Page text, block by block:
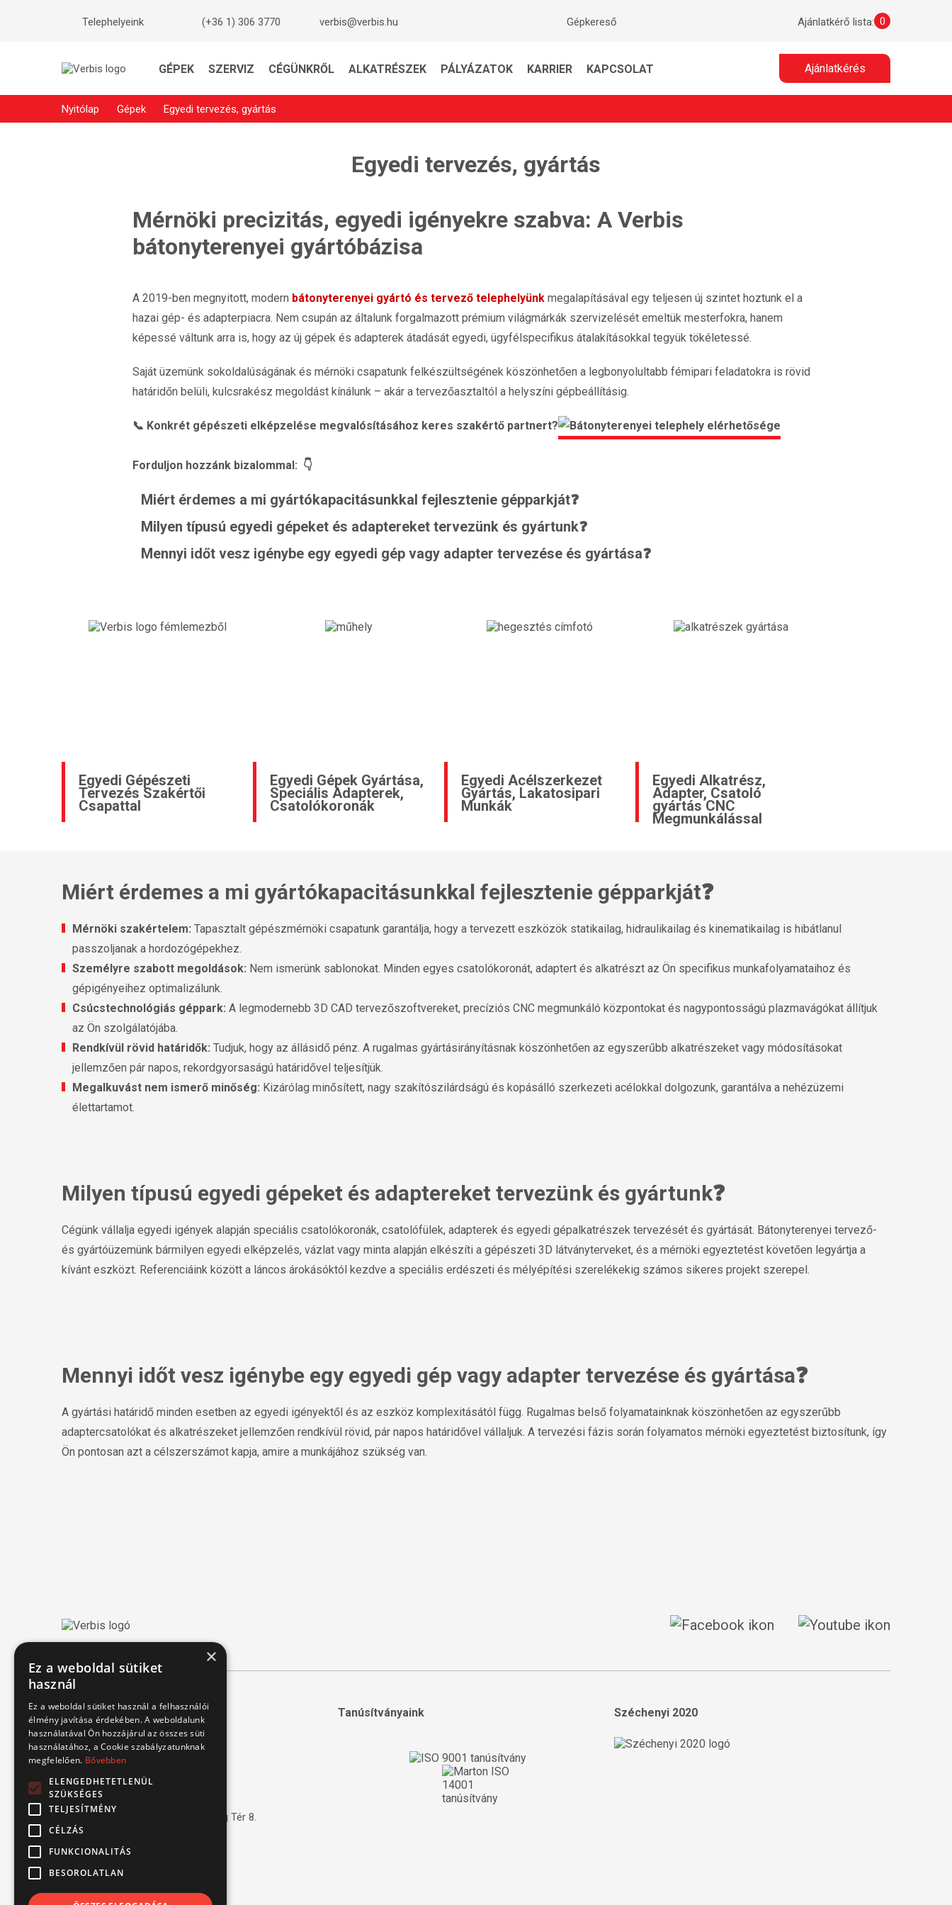
Telephelyeink (+36 1) 306 3770 verbis@verbis.hu Gépkereső Ajánlatkérő lista: 0
GÉPEK SZERVIZ CÉGÜNKRŐL ALKATRÉSZEK PÁLYÁZATOK KARRIER KAPCSOLAT Ajánlatkérés
Nyitólap Gépek Egyedi tervezés, gyártás
Egyedi tervezés, gyártás
Mérnöki precizitás, egyedi igényekre szabva: A Verbis
bátonyterenyei gyártóbázisa
A 2019-ben megnyitott, modern bátonyterenyei gyártó és tervező telephelyünk megalapításával egy teljesen új szintet hoztunk el a
hazai gép- és adapterpiacra. Nem csupán az általunk forgalmazott prémium világmárkák szervizelését emeltük mesterfokra, hanem
képessé váltunk arra is, hogy az új gépek és adapterek átadását egyedi, ügyfélspecifikus átalakításokkal tegyük tökéletessé.
Saját üzemünk sokoldalúságának és mérnöki csapatunk felkészültségének köszönhetően a legbonyolultabb fémipari feladatokra is rövid
határidőn belüli, kulcsrakész megoldást kínálunk – akár a tervezőasztaltól a helyszíni gépbeállításig.
📞 Konkrét gépészeti elképzelése megvalósításához keres szakértő partnert?
Forduljon hozzánk bizalommal: 👇
Miért érdemes a mi gyártókapacitásunkkal fejlesztenie gépparkját❓
Milyen típusú egyedi gépeket és adaptereket tervezünk és gyártunk❓
Mennyi időt vesz igénybe egy egyedi gép vagy adapter tervezése és gyártása❓
Egyedi Gépészeti
Tervezés Szakértői
Csapattal
Egyedi Gépek Gyártása,
Speciális Adapterek,
Csatolókoronák
Egyedi Acélszerkezet
Gyártás, Lakatosipari
Munkák
Egyedi Alkatrész,
Adapter, Csatoló
gyártás CNC
Megmunkálással
Miért érdemes a mi gyártókapacitásunkkal fejlesztenie gépparkját❓
Mérnöki szakértelem: Tapasztalt gépészmérnöki csapatunk garantálja, hogy a tervezett eszközök statikailag, hidraulikailag és kinematikailag is hibátlanul
passzoljanak a hordozógépekhez.
Személyre szabott megoldások: Nem ismerünk sablonokat. Minden egyes csatolókoronát, adaptert és alkatrészt az Ön specifikus munkafolyamataihoz és
gépigényeihez optimalizálunk.
Csúcstechnológiás géppark: A legmodernebb 3D CAD tervezőszoftvereket, precíziós CNC megmunkáló központokat és nagypontosságú plazmavágókat állítjuk
az Ön szolgálatójába.
Rendkívül rövid határidők: Tudjuk, hogy az állásidő pénz. A rugalmas gyártásirányításnak köszönhetően az egyszerűbb alkatrészeket vagy módosításokat
jellemzően pár napos, rekordgyorsaságú határidővel teljesítjük.
Megalkuvást nem ismerő minőség: Kizárólag minősített, nagy szakítószilárdságú és kopásálló szerkezeti acélokkal dolgozunk, garantálva a nehézüzemi
élettartamot.
Milyen típusú egyedi gépeket és adaptereket tervezünk és gyártunk❓
Cégünk vállalja egyedi igények alapján speciális csatolókoronák, csatolófülek, adapterek és egyedi gépalkatrészek tervezését és gyártását. Bátonyterenyei tervező-
és gyártóüzemünk bármilyen egyedi elképzelés, vázlat vagy minta alapján elkészíti a gépészeti 3D látványterveket, és a mérnöki egyeztetést követően legyártja a
kívánt eszközt. Referenciáink között a láncos árokásóktól kezdve a speciális erdészeti és mélyépítési szerelékekig számos sikeres projekt szerepel.
Mennyi időt vesz igénybe egy egyedi gép vagy adapter tervezése és gyártása❓
A gyártási határidő minden esetben az egyedi igényektől és az eszköz komplexitásától függ. Rugalmas belső folyamatainknak köszönhetően az egyszerűbb
adaptercsatolókat és alkatrészeket jellemzően rendkívül rövid, pár napos határidővel vállaljuk. A tervezési fázis során folyamatos mérnöki egyeztetést biztosítunk, így
Ön pontosan azt a célszerszámot kapja, amire a munkájához szükség van.
Kapcsolat
1151 Budapest, Mélyfúró u. 2/E.
8693 Lengyeltóti, Fonyódi u. 10.
4220 Hajdúböszörmény, Bánság Tér 8.
Tanúsítványaink Széchenyi 2020
×
Ez a weboldal sütiket
használ
Ez a weboldal sütiket használ a felhasználói
élmény javítása érdekében. A weboldalunk
használatával Ön hozzájárul az összes süti
használatához, a Cookie szabályzatunknak
megfelelően. Bővebben
ELENGEDHETETLENÜL
SZÜKSÉGES
TELJESÍTMÉNY
CÉLZÁS
FUNKCIONALITÁS
BESOROLATLAN